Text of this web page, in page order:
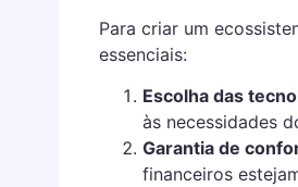
Para criar um
essenciais:
Escolha das
às necessidades
Garantia de
financeiros